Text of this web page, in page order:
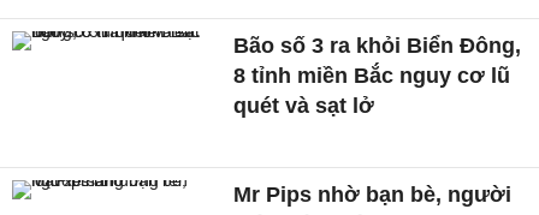
Bão số 3 ra khỏi Biển Đông,
8 tỉnh miền Bắc nguy cơ lũ
quét và sạt lở
Mr Pips nhờ bạn bè, người